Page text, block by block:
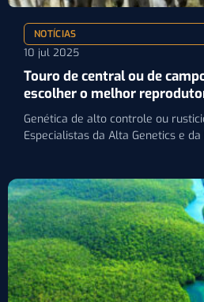
NOTÍCIAS
10 jul 2025
Touro de central ou de
escolher o melhor
Genética de alto controle ou
Especialistas da Alta Genetics e